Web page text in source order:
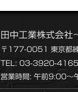
田中工業株式会社
〒177-0051 東京都
TEL: 03-3920-4165
営業時間: 午前9:00～